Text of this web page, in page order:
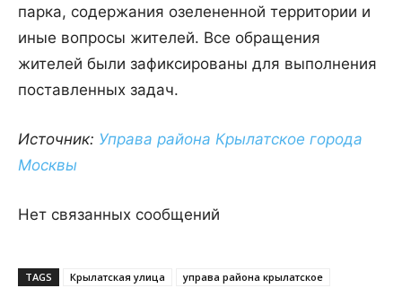
парка, содержания озелененной территории и
иные вопросы жителей. Все обращения
жителей были зафиксированы для выполнения
поставленных задач.
Источник: Управа района Крылатское города
Москвы
Нет связанных сообщений
TAGS Крылатская улица управа района крылатское